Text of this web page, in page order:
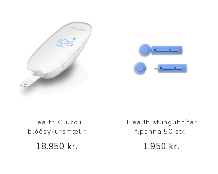
iHealth Gluco+
blóðsykursmælir
18.950 kr.
iHealth stunguhnífar
f.penna 50 stk.
1.950 kr.